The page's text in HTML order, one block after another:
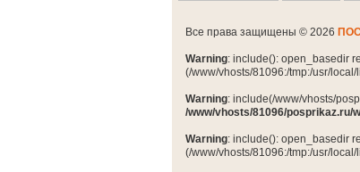
Все права защищены © 2026
Warning: include(): open_basedir
(/www/vhosts/81096:/tmp:/usr/local/
Warning: include(/www/vhosts/
/www/vhosts/81096/posprikaz.ru/
Warning: include(): open_basedir
(/www/vhosts/81096:/tmp:/usr/local/